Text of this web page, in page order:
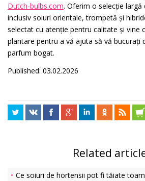
Dutch-bulbs.com. Oferim o selecție largă
inclusiv soiuri orientale, trompetă și
selectat cu atenție pentru calitate și vine
plantare pentru a vă ajuta să vă bucurați
parfum bogat.
Published: 03.02.2026
Related
Ce soiuri de hortensii pot fi tăiate